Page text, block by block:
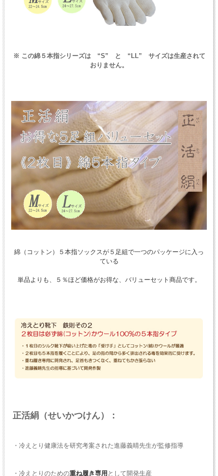
※ この綿５本指シリーズは “S” と “LL” サイズは生産されて
おりません。
綿（コットン）５本指ソックスが５足組で一つのパッケージに入っ
ている
単品よりも、５％ほど価格がお得な、バリューセット商品です。
正活絹（せいかつけん）：
・冷えとり健康法を研究考案された進藤義晴先生が監修指導
・冷えとりのための重ね履き専用 として開発生産